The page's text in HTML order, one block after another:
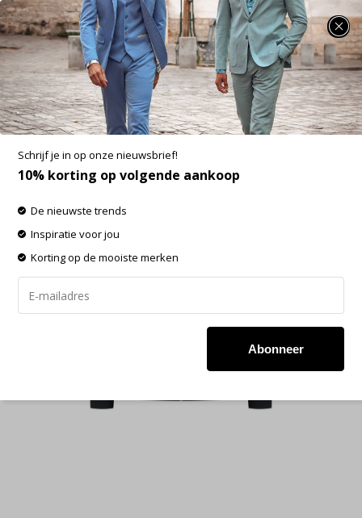
SUMMER SALE: 25% t/m 50% korting op heel veel zomerse items!
Fellows United Vest Cardigan Two Tone
Waffle Green (52.2647 - 172)
Aan verlanglijst toevoegen
Schrijf je in op onze nieuwsbrief!
10% korting op volgende aankoop
De nieuwste trends
Inspiratie voor jou
Korting op de mooiste merken
Abonneer